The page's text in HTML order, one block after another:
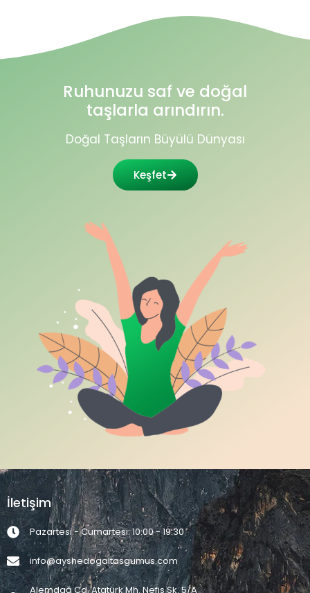
Ruhunuzu saf ve doğal
taşlarla arındırın.
Doğal Taşların Büyülü Dünyası
Keşfet
İletişim
Pazartesi - Cumartesi: 10:00 - 19:30
info@ayshedogaltasgumus.com
Alemdağ Cd. Atatürk Mh. Nefis Sk. 5/A